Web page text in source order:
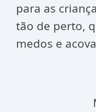
para as
tão de perto,
medos e
M.,